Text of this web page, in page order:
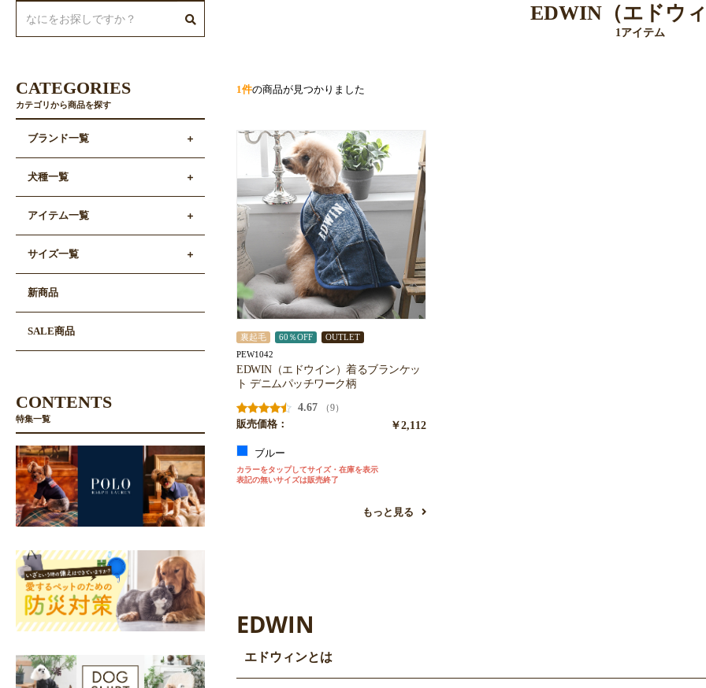
EDWIN（エドウ
1アイテム
1件の商品が見つかりました
裏起毛 60％OFF OUTLET
PEW1042
EDWIN（エドウイン）着るブランケッ
ト デニムパッチワーク柄
4.67
（9）
販売価格：
￥2,112
ブルー
カラーをタップしてサイズ・在庫を表示
表記の無いサイズは販売終了
もっと見る
EDWIN
エドウィンとは
CATEGORIES
カテゴリから商品を探す
ブランド一覧
犬種一覧
アイテム一覧
サイズ一覧
新商品
SALE商品
CONTENTS
特集一覧